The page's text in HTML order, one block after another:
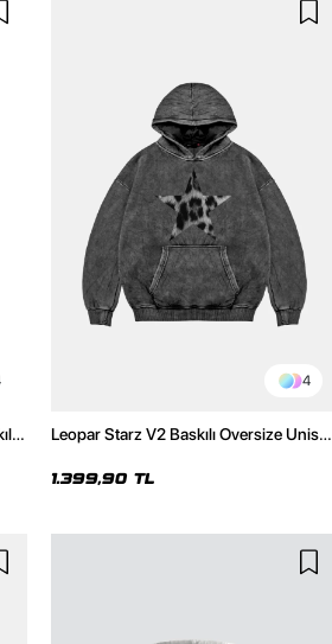
4
Leopar Starz V2 Baskılı Oversize Unisex
1.399,90 TL